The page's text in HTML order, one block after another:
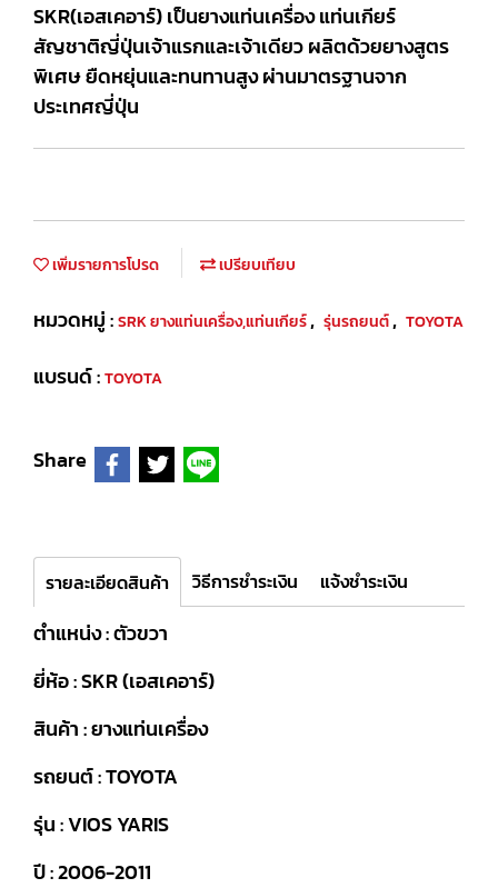
SKR(เอสเคอาร์) เป็นยางแท่นเครื่อง แท่นเกียร์
สัญชาติญี่ปุ่นเจ้าแรกและเจ้าเดียว ผลิตด้วยยางสูตร
พิเศษ ยืดหยุ่นและทนทานสูง ผ่านมาตรฐานจาก
ประเทศญี่ปุ่น
เพิ่มรายการโปรด เปรียบเทียบ
หมวดหมู่ :SRK ยางแท่นเครื่อง,แท่นเกียร์, รุ่นรถยนต์, TOYOTA
แบรนด์ :TOYOTA
Share
รายละเอียดสินค้า วิธีการชำระเงิน แจ้งชำระเงิน
ตำแหน่ง : ตัวขวา
ยี่ห้อ : SKR (เอสเคอาร์)
สินค้า : ยางแท่นเครื่อง
รถยนต์ : TOYOTA
รุ่น : VIOS YARIS
ปี : 2006-2011